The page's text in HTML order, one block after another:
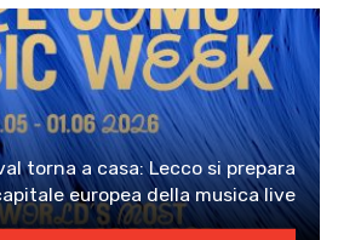
torna a casa: Lecco si prepara
europea della musica live